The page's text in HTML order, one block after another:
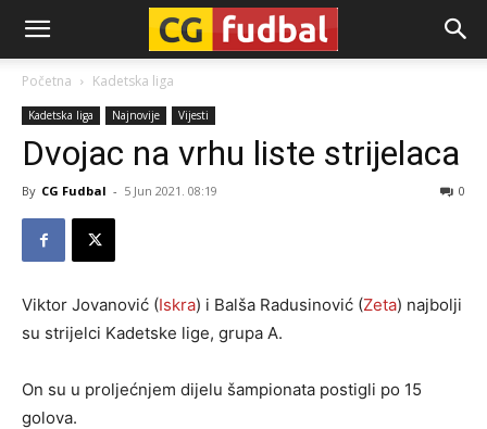
CG-
Fudbal
Početna Kadetska liga
Kadetska liga Najnovije Vijesti
Dvojac na vrhu liste strijelaca
By CG Fudbal - 5 Jun 2021. 08:19 0
Viktor Jovanović (Iskra) i Balša Radusinović (Zeta) najbolji
su strijelci Kadetske lige, grupa A.
On su u proljećnjem dijelu šampionata postigli po 15
golova.